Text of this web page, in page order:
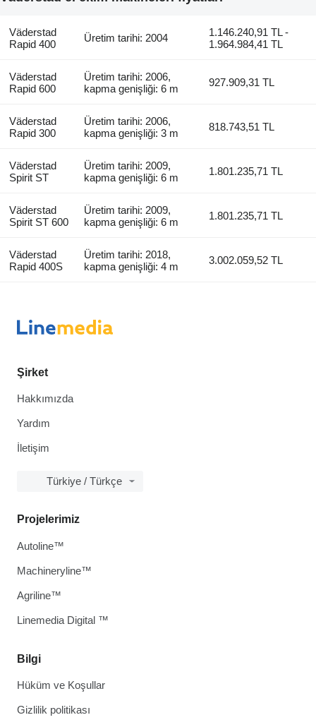
Väderstad
Rapid 400
Üretim tarihi: 2004
1.146.240,91 TL -
1.964.984,41 TL
Väderstad
Rapid 600
Üretim tarihi: 2006,
kapma genişliği: 6 m
927.909,31 TL
Väderstad
Rapid 300
Üretim tarihi: 2006,
kapma genişliği: 3 m
818.743,51 TL
Väderstad
Spirit ST
Üretim tarihi: 2009,
kapma genişliği: 6 m
1.801.235,71 TL
Väderstad
Spirit ST 600
Üretim tarihi: 2009,
kapma genişliği: 6 m
1.801.235,71 TL
Väderstad
Rapid 400S
Üretim tarihi: 2018,
kapma genişliği: 4 m
3.002.059,52 TL
Şirket
Hakkımızda
Yardım
İletişim
Türkiye / Türkçe
Bilgi
Hüküm ve Koşullar
Gizlilik politikası
Projelerimiz
Autoline™
Machineryline™
Agriline™
Linemedia Digital ™